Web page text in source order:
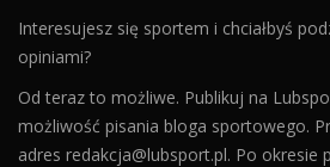
Interesujesz się sportem i chciałbyś
opiniami?
Od teraz to możliwe. Publikuj na
możliwość pisania bloga sportowego.
adres redakcja@lubsport.pl. Po okresie